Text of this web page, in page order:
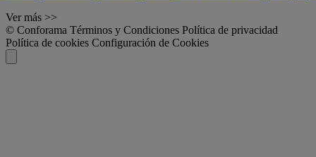
Ver más >>
© Conforama Términos y Condiciones Política de privacidad
Política de cookies Configuración de Cookies